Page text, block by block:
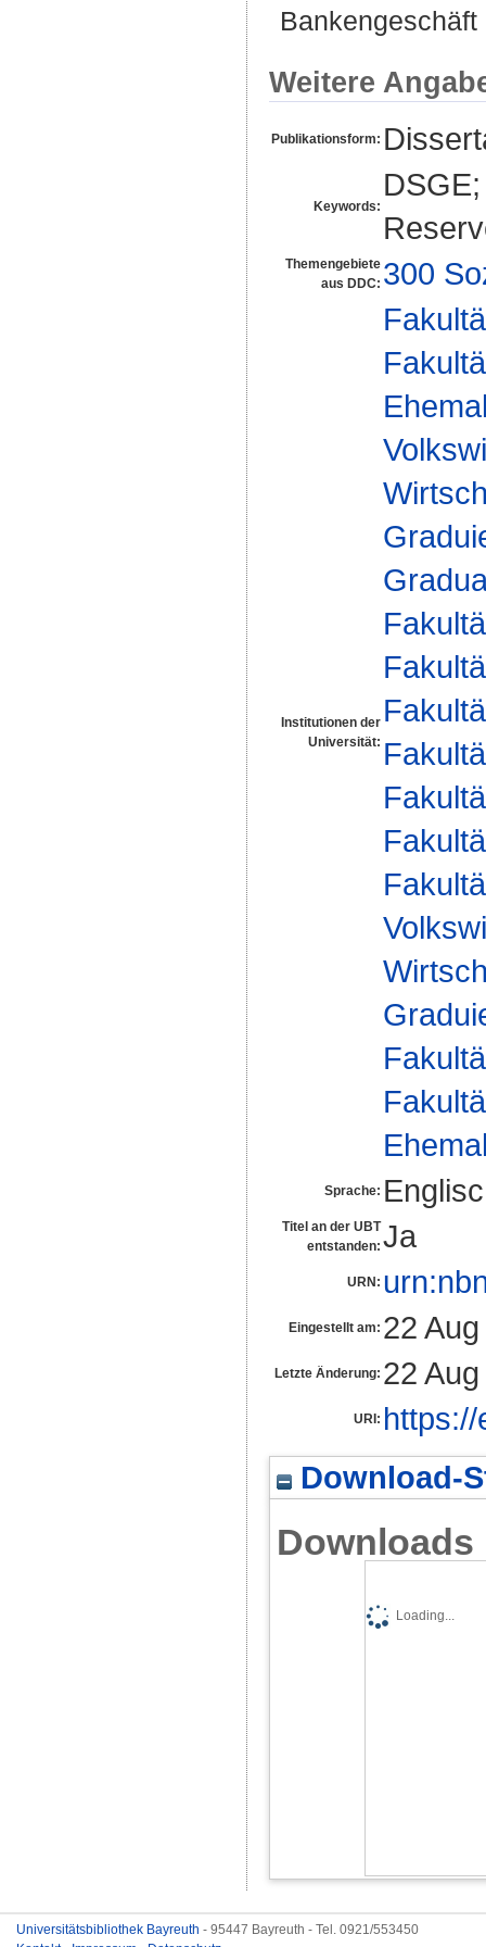
Weitere
Publikationsform:
Keywords:
Themengebiete
aus DDC: 300
Institutionen der
Universität:
Sprache:
Titel an der UBT
entstanden: Ja
URN:
Eingestellt am: 22
Letzte Änderung: 22
URI:
Download-
Downloads
Loading...
Universitätsbibliothek Bayreuth - 95447 Bayreuth - Tel. 0921/553450